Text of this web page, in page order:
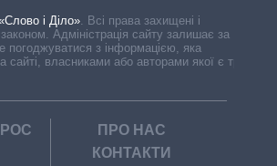
і Діло». Всі права захищені і
Адміністрація сайту залишає за
погоджуватися з інформацією, яка
сайті, власниками або авторами якої є треті
РОС
ПРО НАС
КОНТАКТИ